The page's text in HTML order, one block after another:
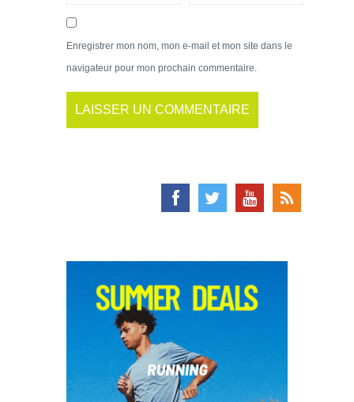
Enregistrer mon nom, mon e-mail et mon site dans le
navigateur pour mon prochain commentaire.